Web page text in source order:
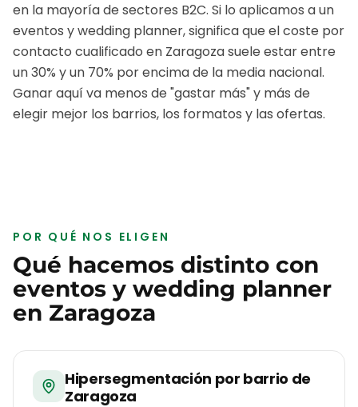
en la mayoría de sectores B2C. Si lo aplicamos a un
eventos y wedding planner, significa que el coste por
contacto cualificado en Zaragozasuele estar entre
un 30% y un 70% por encima de la media nacional.
Ganar aquí va menos de "gastar más" y más de
elegir mejor los barrios, los formatos y las ofertas.
POR QUÉ NOS ELIGEN
Qué hacemos distinto con
eventos y wedding planner
en Zaragoza
Hipersegmentación por barrio de
Zaragoza